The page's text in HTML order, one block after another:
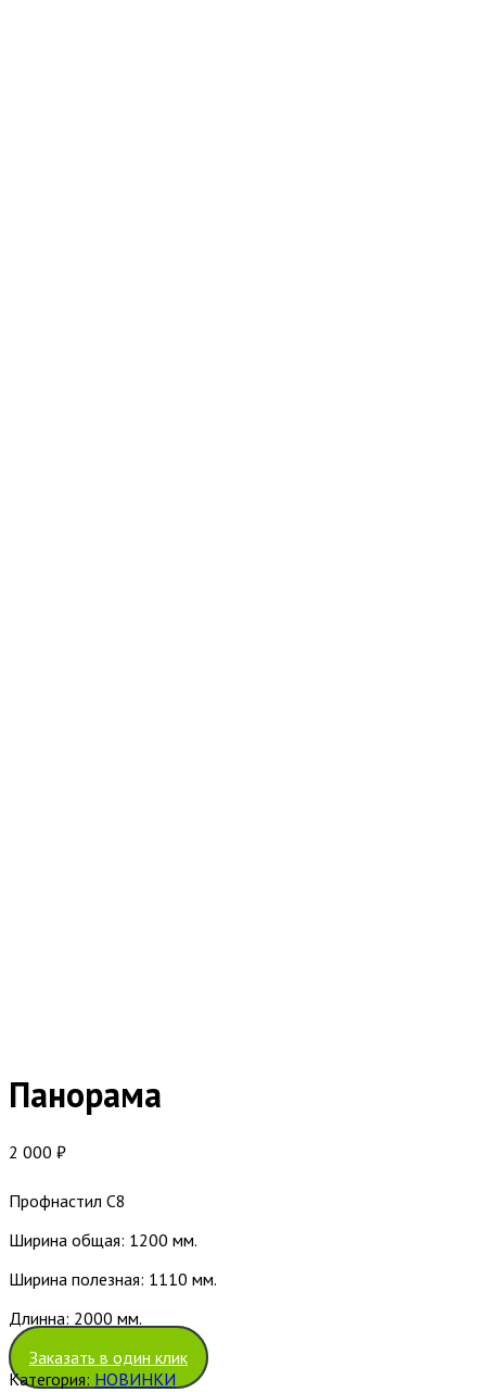
Панорама
2 000 ₽
Профнастил С8
Ширина общая: 1200 мм.
Ширина полезная: 1110 мм.
Длинна: 2000 мм.
Заказать в один клик
Категория: НОВИНКИ